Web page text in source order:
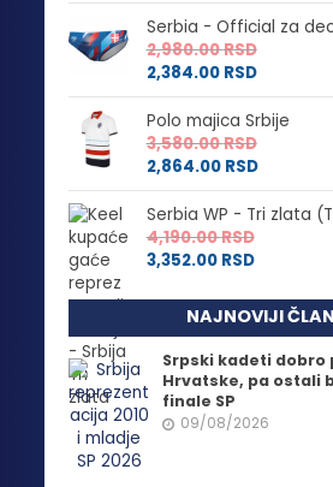
Serbia - Official za
2,980.00RSD
2,384.00 RSD
Polo majica Srbije
3,580.00RSD
2,864.00 RSD
Serbia WP - Tri zlata
4,190.00RSD
3,352.00 RSD
NAJNOVIJI
Srpski kadeti
Hrvatske, pa ostali
finale SP
09/08/2026